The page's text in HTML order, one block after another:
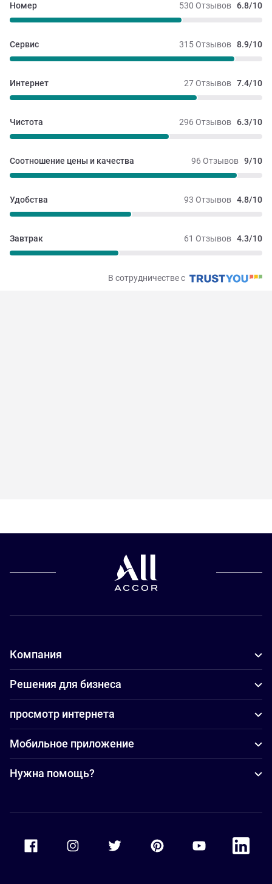
530 Отзывов 6.8/10
Номер
315 Отзывов 8.9/10
Сервис
27 Отзывов 7.4/10
Интернет
296 Отзывов 6.3/10
Чистота
96 Отзывов 9/10
Соотношение цены и качества
93 Отзывов 4.8/10
Удобства
61 Отзывов 4.3/10
Завтрак
В сотрудничестве с
Компания
Решения для бизнеса
просмотр интернета
Мобильное приложение
Нужна помощь?
Accor Facebook Accor TwitterAccor PinterestAccor Youtube
Accor